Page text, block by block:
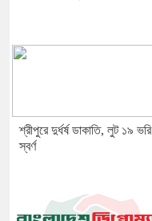
শ্রীপুরে দুর্ধর্ষ ডাকাতি, লুট ১৯ ভরি
স্বর্ণ